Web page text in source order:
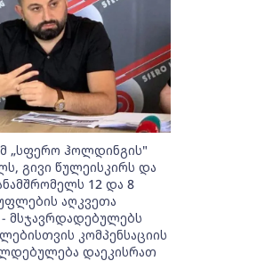
„სფერო ჰოლდინგის"
გივი წულეისკირს და
12 და 8
აღკვეთა
- მსჯავრდადებულებს
კომპენსაციის
დაეკისრათ